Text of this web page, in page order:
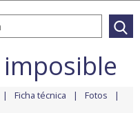
Ficha técnica Fotos